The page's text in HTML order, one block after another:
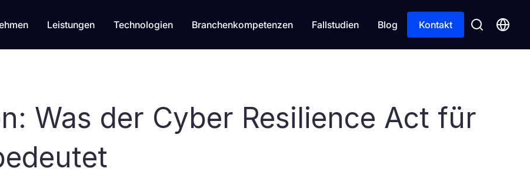
Leistungen Technologien Branchenkompetenzen Fallstudien Blog Kontakt
Was der Cyber Resilience Act für